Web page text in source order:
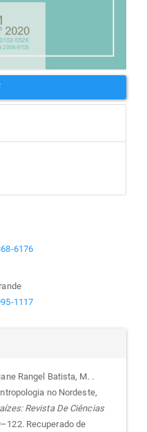
6176
1117
Rangel Batista, M. .
no Nordeste,
Revista De Ciências
Recuperado de